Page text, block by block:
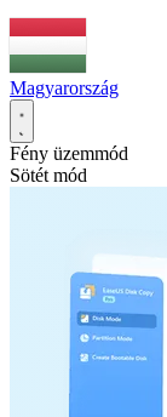
Magyarország
Fény üzemmód
Sötét mód